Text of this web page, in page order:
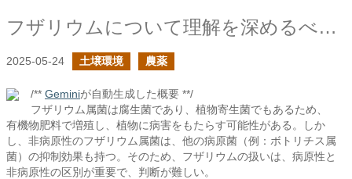
フザリウムについて理解を深めるべきだ
2025-05-24 土壌環境 農薬
/** Geminiが自動生成した概要 **/
フザリウム属菌は腐生菌であり、植物寄生菌でもあるため、
有機物肥料で増殖し、植物に病害をもたらす可能性がある。しか
し、非病原性のフザリウム属菌は、他の病原菌（例：ボトリチス属
菌）の抑制効果も持つ。そのため、フザリウムの扱いは、病原性と
非病原性の区別が重要で、判断が難しい。